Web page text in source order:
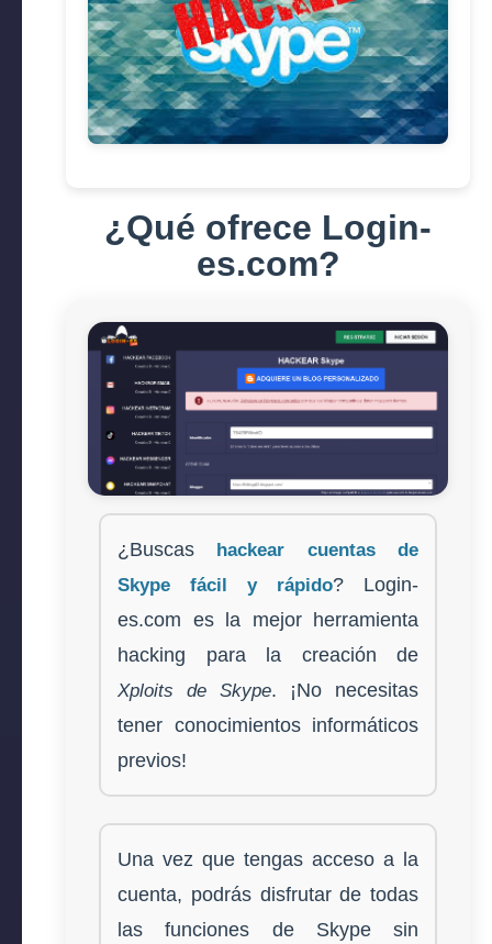
¿Qué ofrece Login-
es.com?
¿Buscas hackear cuentas de
Skype fácil y rápido? Login-
es.com es la mejor herramienta
hacking para la creación de
Xploits de Skype. ¡No necesitas
tener conocimientos informáticos
previos!
Una vez que tengas acceso a la
cuenta, podrás disfrutar de todas
las funciones de Skype sin